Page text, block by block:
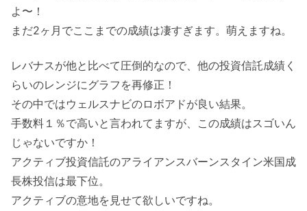
よ〜！
まだ2ヶ月でここまでの成績は凄すぎます。萌えますね。
レバナスが他と比べて圧倒的なので、他の投資信託成績く
らいのレンジにグラフを再修正！
その中ではウェルスナビのロボアドが良い結果。
手数料１％で高いと言われてますが、この成績はスゴいん
じゃないですか！
アクティブ投資信託のアライアンスバーンスタイン米国成
長株投信は最下位。
アクティブの意地を見せて欲しいですね。